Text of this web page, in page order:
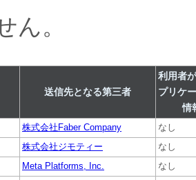
ん。
送信先となる第三者
利用者
プリケ
情
株式会社Faber Company
なし
株式会社ジモティー
なし
Meta Platforms, Inc.
なし